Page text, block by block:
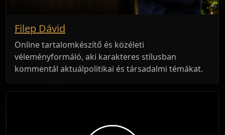
Filep Dávid
Online tartalomkészítő és közéleti
véleményformáló, aki karakteres stílusban
kommentál aktuálpolitikai és társadalmi témákat.